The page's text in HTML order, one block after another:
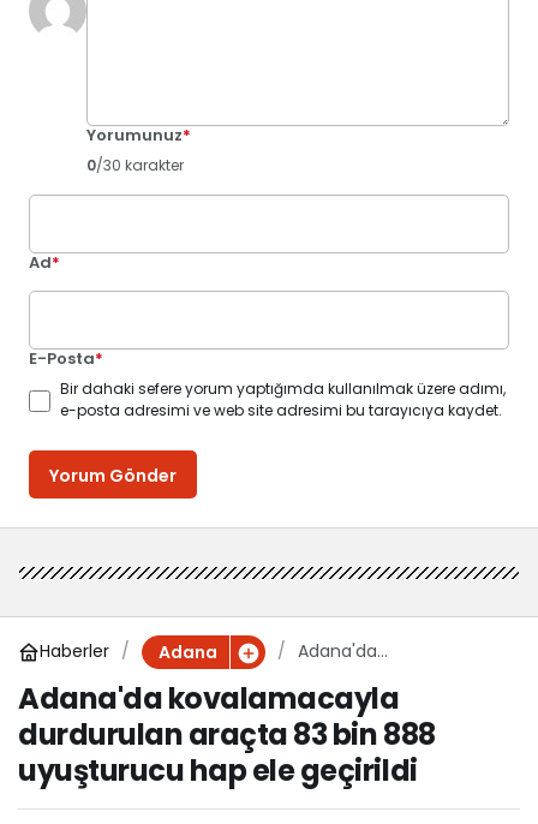
Yorumunuz*
0/30 karakter
Ad*
E-Posta*
Bir dahaki sefere yorum yaptığımda kullanılmak üzere adımı,
e-posta adresimi ve web site adresimi bu tarayıcıya kaydet.
Yorum Gönder
Haberler Adana
Adana'da
durdurulan araçta 83 bin
888 uyuşturucu hap ele
geçirildi
Adana'da kovalamacayla
durdurulan araçta 83 bin 888
uyuşturucu hap ele geçirildi